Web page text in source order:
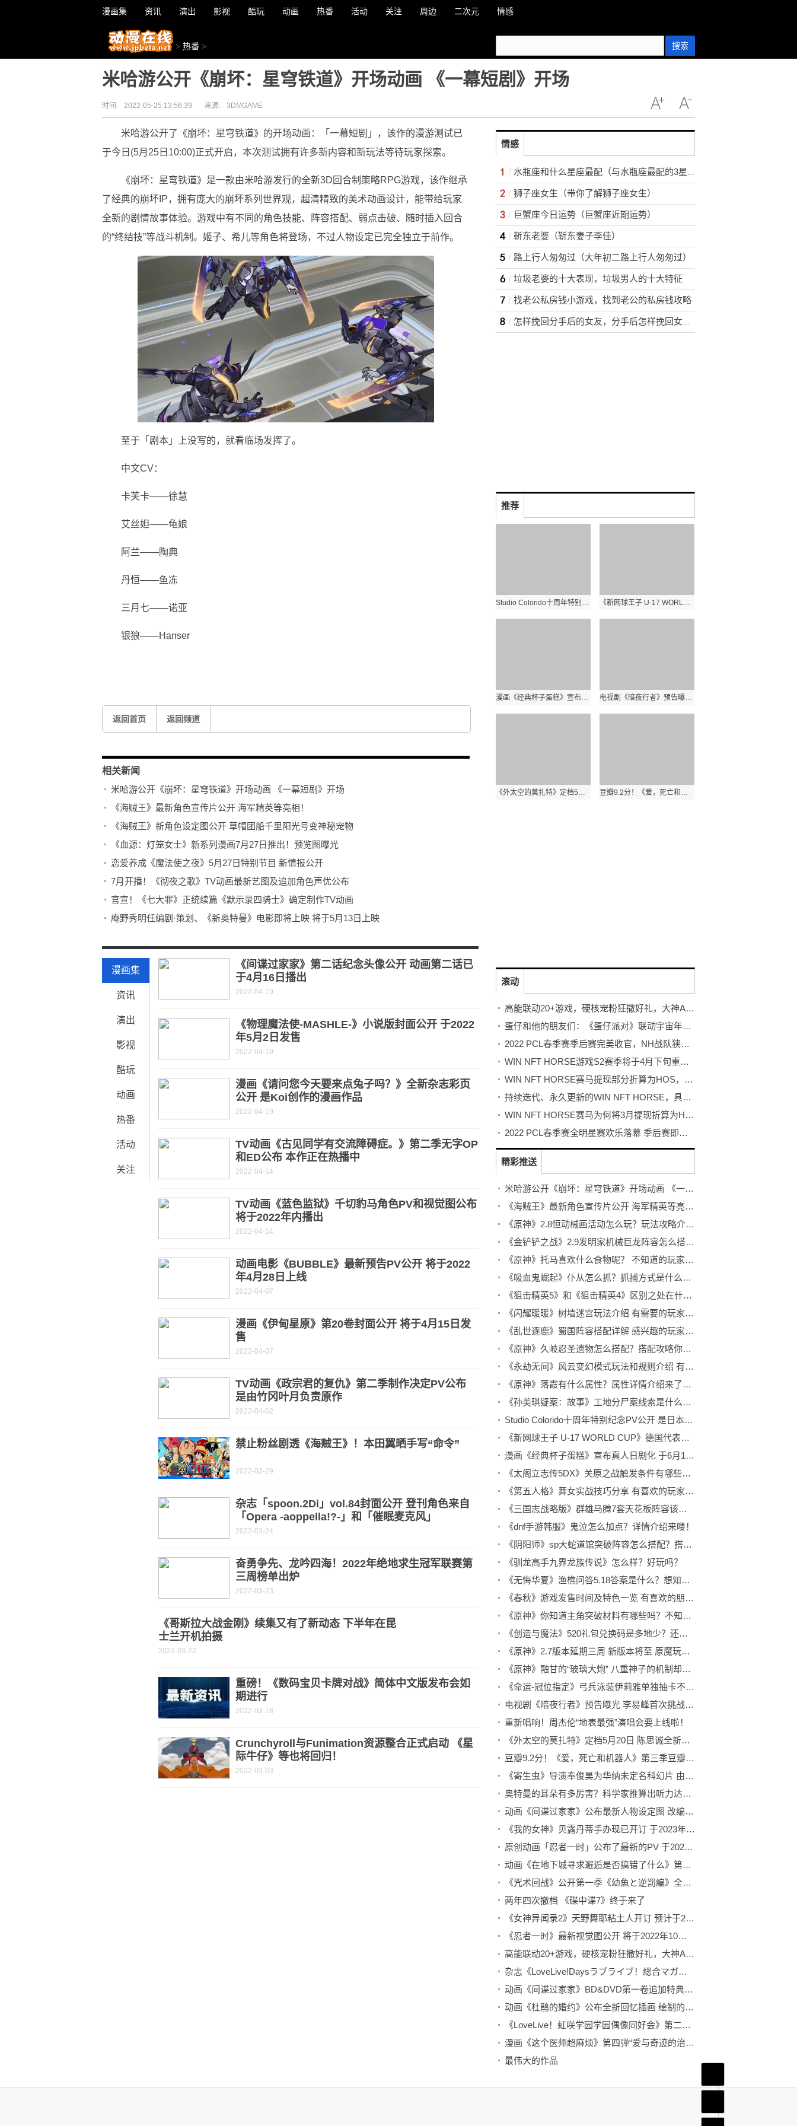
漫画集 资讯 演出 影视 酷玩 动画 热番 活动 关注 周边 二次元 情感
> 热番 > 搜索
米哈游公开《崩坏：星穹铁道》开场动画 《一幕短剧》开场
时间: 2022-05-25 13:56:39 来源: 3DMGAME
米哈游公开了《崩坏：星穹铁道》的开场动画：「一幕短剧」，该作的漫游测试已
于今日(5月25日10:00)正式开启，本次测试拥有许多新内容和新玩法等待玩家探索。
《崩坏：星弯铁道》是一款由米哈游发行的全新3D回合制策略RPG游戏，该作继承
了经典的崩坏IP，拥有庞大的崩坏系列世界观，超清精致的美术动画设计，能带给玩家
全新的剧情故事体验。游戏中有不同的角色技能、阵容搭配、弱点击破、随时插入回合
的“终结技”等战斗机制。姬子、希儿等角色将登场，不过人物设定已完全独立于前作。
至于「剧本」上没写的，就看临场发挥了。
中文CV：
卡芙卡——徐慧
艾丝妲——龟娘
阿兰——陶典
丹恒——鱼冻
三月七——诺亚
银狼——Hanser
返回首页 返回频道
相关新闻
米哈游公开《崩坏：星穹铁道》开场动画 《一幕短剧》开场
《海贼王》最新角色宣传片公开 海军精英等亮相！
《海贼王》新角色设定图公开 草帽团船千里阳光号变神秘宠物
《血源：灯笼女士》新系列漫画7月27日推出！预览图曝光
恋爱养成《魔法使之夜》5月27日特别节目 新情报公开
7月开播！《彻夜之歌》TV动画最新艺图及追加角色声优公布
官宣！《七大罪》正统续篇《默示录四骑士》确定制作TV动画
庵野秀明任编剧·策划、《新奥特曼》电影即将上映 将于5月13日上映
漫画集
资讯
演出
影视
酷玩
动画
热番
活动
关注
《间谍过家家》第二话纪念头像公开 动画第二话已
于4月16日播出
2022-04-19
《物理魔法使-MASHLE-》小说版封面公开 于2022
年5月2日发售
2022-04-19
漫画《请问您今天要来点兔子吗？》全新杂志彩页
公开 是Koi创作的漫画作品
2022-04-19
TV动画《古见同学有交流障碍症。》第二季无字OP
和ED公布 本作正在热播中
2022-04-14
TV动画《蓝色监狱》千切豹马角色PV和视觉图公布
将于2022年内播出
2022-04-14
动画电影《BUBBLE》最新预告PV公开 将于2022
年4月28日上线
2022-04-07
漫画《伊甸星原》第20卷封面公开 将于4月15日发
售
2022-04-07
TV动画《政宗君的复仇》第二季制作决定PV公布
是由竹冈叶月负责原作
2022-04-02
禁止粉丝剧透《海贼王》！本田翼晒手写“命令”
2022-03-29
杂志「spoon.2Di」vol.84封面公开 登刊角色来自
「Opera -aoppella!?-」和「催眠麦克风」
2022-03-24
奋勇争先、龙吟四海！2022年绝地求生冠军联赛第
三周榜单出炉
2022-03-23
《哥斯拉大战金刚》续集又有了新动态 下半年在昆
士兰开机拍摄
2022-03-22
重磅！《数码宝贝卡牌对战》简体中文版发布会如
期进行
2022-03-18
Crunchyroll与Funimation资源整合正式启动 《星
际牛仔》等也将回归！
2022-03-03
情感
水瓶座和什么星座最配（与水瓶座最配的3星座）
狮子座女生（带你了解狮子座女生）
巨蟹座今日运势（巨蟹座近期运势）
靳东老婆（靳东妻子李佳）
路上行人匆匆过（大年初二路上行人匆匆过）
垃圾老婆的十大表现，垃圾男人的十大特征
找老公私房钱小游戏，找到老公的私房钱攻略
怎样挽回分手后的女友，分手后怎样挽回女朋友
推荐
Studio Colorido十周年特别纪念PV公开 是日本一家动画制作工作室 《新网球王子 U-17 WORLD CUP》德国代表队PV公开 将于2022年7月开播
漫画《经典杯子蛋糕》宣布真人日剧化 于6月13日开播 电视剧《暗夜行者》预告曝光 李易峰首次挑战出演奶爸
《外太空的莫扎特》定档5月20日 陈思诚全新尝试新作品 豆瓣9.2分！《爱，死亡和机器人》第三季豆瓣评分出炉
滚动
高能联动20+游戏，硬核宠粉狂撒好礼，大神APP 福利寻宝节激燃来袭
蛋仔和他的朋友们：《蛋仔派对》联动宇宙年度大曝光
2022 PCL春季赛季后赛完美收官，NH战队狭路相逢勇者胜！
WIN NFT HORSE游戏S2赛季将于4月下旬重磅上线！
WIN NFT HORSE赛马提现部分折算为HOS，真相来了！
持续迭代、永久更新的WIN NFT HORSE，具有无穷无尽的生命力！
WIN NFT HORSE赛马为何将3月提现折算为HOS？
2022 PCL春季赛全明星赛欢乐落幕 季后赛即将揭幕开战
精彩推送
米哈游公开《崩坏：星穹铁道》开场动画 《一幕短剧》开场
《海贼王》最新角色宣传片公开 海军精英等亮相！
《原神》2.8恒动械画活动怎么玩？玩法攻略介绍！
《金铲铲之战》2.9发明家机械巨龙阵容怎么搭配？搭配咱们还
《原神》托马喜欢什么食物呢？ 不知道的玩家快来看看吧！
《吸血鬼崛起》仆从怎么抓？抓捕方式是什么呢？
《狙击精英5》和《狙击精英4》区别之处在什么地方？一起了解下吧！
《闪耀暖暖》树墙迷宫玩法介绍 有需要的玩家快来看看吧！
《乱世逐鹿》蜀国阵容搭配详解 感兴趣的玩家快来看看吧！
《原神》久岐忍圣遗物怎么搭配？搭配攻略你知道吗？
《永劫无间》风云变幻模式玩法和规则介绍 有需要的玩家不要错过呦！
《原神》落霞有什么属性？属性详情介绍来了呦！
《孙美琪疑案：故事》工地分尸案线索是什么？不知道的玩家快来看看吧！
Studio Colorido十周年特别纪念PV公开 是日本一家动画制作工作室
《新网球王子 U-17 WORLD CUP》德国代表队PV公开 将于2022年7月开播
漫画《经典杯子蛋糕》宣布真人日剧化 于6月13日开播
《太阁立志传5DX》关原之战触发条件有哪些？触发条件一览
《第五人格》舞女实战技巧分享 有喜欢的玩家快来看看吧！
《三国志战略版》群雄马腾7套天花板阵容该如何选择？阵容搭配推荐了解一下！
《dnf手游韩服》鬼泣怎么加点？详情介绍来喽！
《阴阳师》sp大蛇道馆突破阵容怎么搭配？搭配攻略了解一下吧！
《驯龙高手九界龙族传说》怎么样？好玩吗？
《无悔华夏》渔樵问答5.18答案是什么？想知道的玩家一起了解下吧！
《春秋》游戏发售时间及特色一览 有喜欢的朋友一起来看看吧！
《原神》你知道主角突破材料有哪些吗？不知道的玩家快来看看吧！
《创造与魔法》520礼包兑换码是多地少？还如何领取？
《原神》2.7版本延期三周 新版本将至 原魔玩家却略感失望
《原神》融甘的“玻璃大炮” 八重神子的机制却眼前一亮？
《命运-冠位指定》弓兵泳装伊莉雅单独抽卡不亏 强度很靠谱
电视剧《暗夜行者》预告曝光 李易峰首次挑战出演奶爸
重新唱响！周杰伦“地表最强”演唱会要上线啦！
《外太空的莫扎特》定档5月20日 陈思诚全新尝试新作品
豆瓣9.2分！《爱，死亡和机器人》第三季豆瓣评分出炉
《寄生虫》导演奉俊昊为华纳未定名科幻片 由“新蝙蝠侠” 罗伯特·帕丁森主演
奥特曼的耳朵有多厉害？科学家推算出听力达人类400亿倍
动画《间谍过家家》公布最新人物设定图 改编自远藤达哉创作的漫画作品
《我的女神》贝露丹蒂手办现已开订 于2023年7月正式发售
原创动画「忍者一时」公布了最新的PV 于2022年10月正式开播
动画《在地下城寻求邂逅是否搞错了什么》第4季新视觉图&第2弹PV公开 于2022年7月22日开始播出
《咒术回战》公开第一季《幼魚と逆罰編》全新视觉图 预计将于2023年播出
两年四次撤档 《碟中谍7》终于来了
《女神异闻录2》天野舞耶粘土人开订 预计于2022年11月发售
《忍者一时》最新视觉图公开 将于2022年10月播出
高能联动20+游戏，硬核宠粉狂撒好礼，大神APP 福利寻宝节激燃来袭
杂志《LoveLive!Daysラブライブ！総合マガジン》第28期封面公开 将于5月30日发售
动画《间谍过家家》BD&DVD第一卷追加特典插画公开 将于2022年7月20日发售
动画《杜鹃的婚约》公布全新回忆插画 绘制的角色为天野绘里香
《LoveLive！虹咲学园学园偶像同好会》第二季第一卷BD发售宣传CM公开 确认于6月24日发售
漫画《这个医师超麻烦》第四弹“爱与奇迹的治愈剧场”公开 由丹念に発酵创作的漫画
最伟大的作品